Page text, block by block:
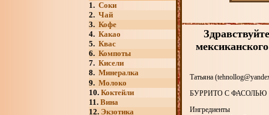
1. Соки
2. Чай
3. Кофе
4. Какао
5. Квас
6. Компоты
7. Кисели
8. Минералка
9. Молоко
10. Коктейли
11. Вина
12. Экзотика
Татьяна
БУРРИТО С ФАСОЛЬЮ
Ингредиенты